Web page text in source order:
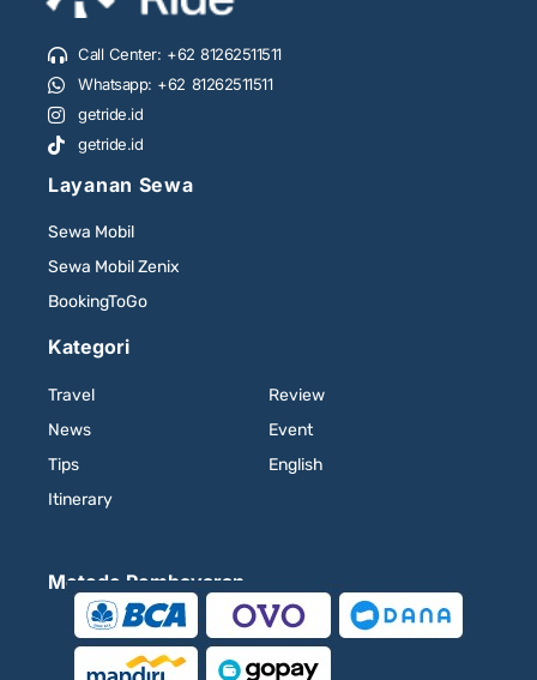
Call Center: +62 81262511511
Whatsapp: +62 81262511511
getride.id
getride.id
Layanan Sewa
Sewa Mobil
Sewa Mobil Zenix
BookingToGo
Kategori
Travel
News
Tips
Itinerary
Review
Event
English
Metode Pembayaran